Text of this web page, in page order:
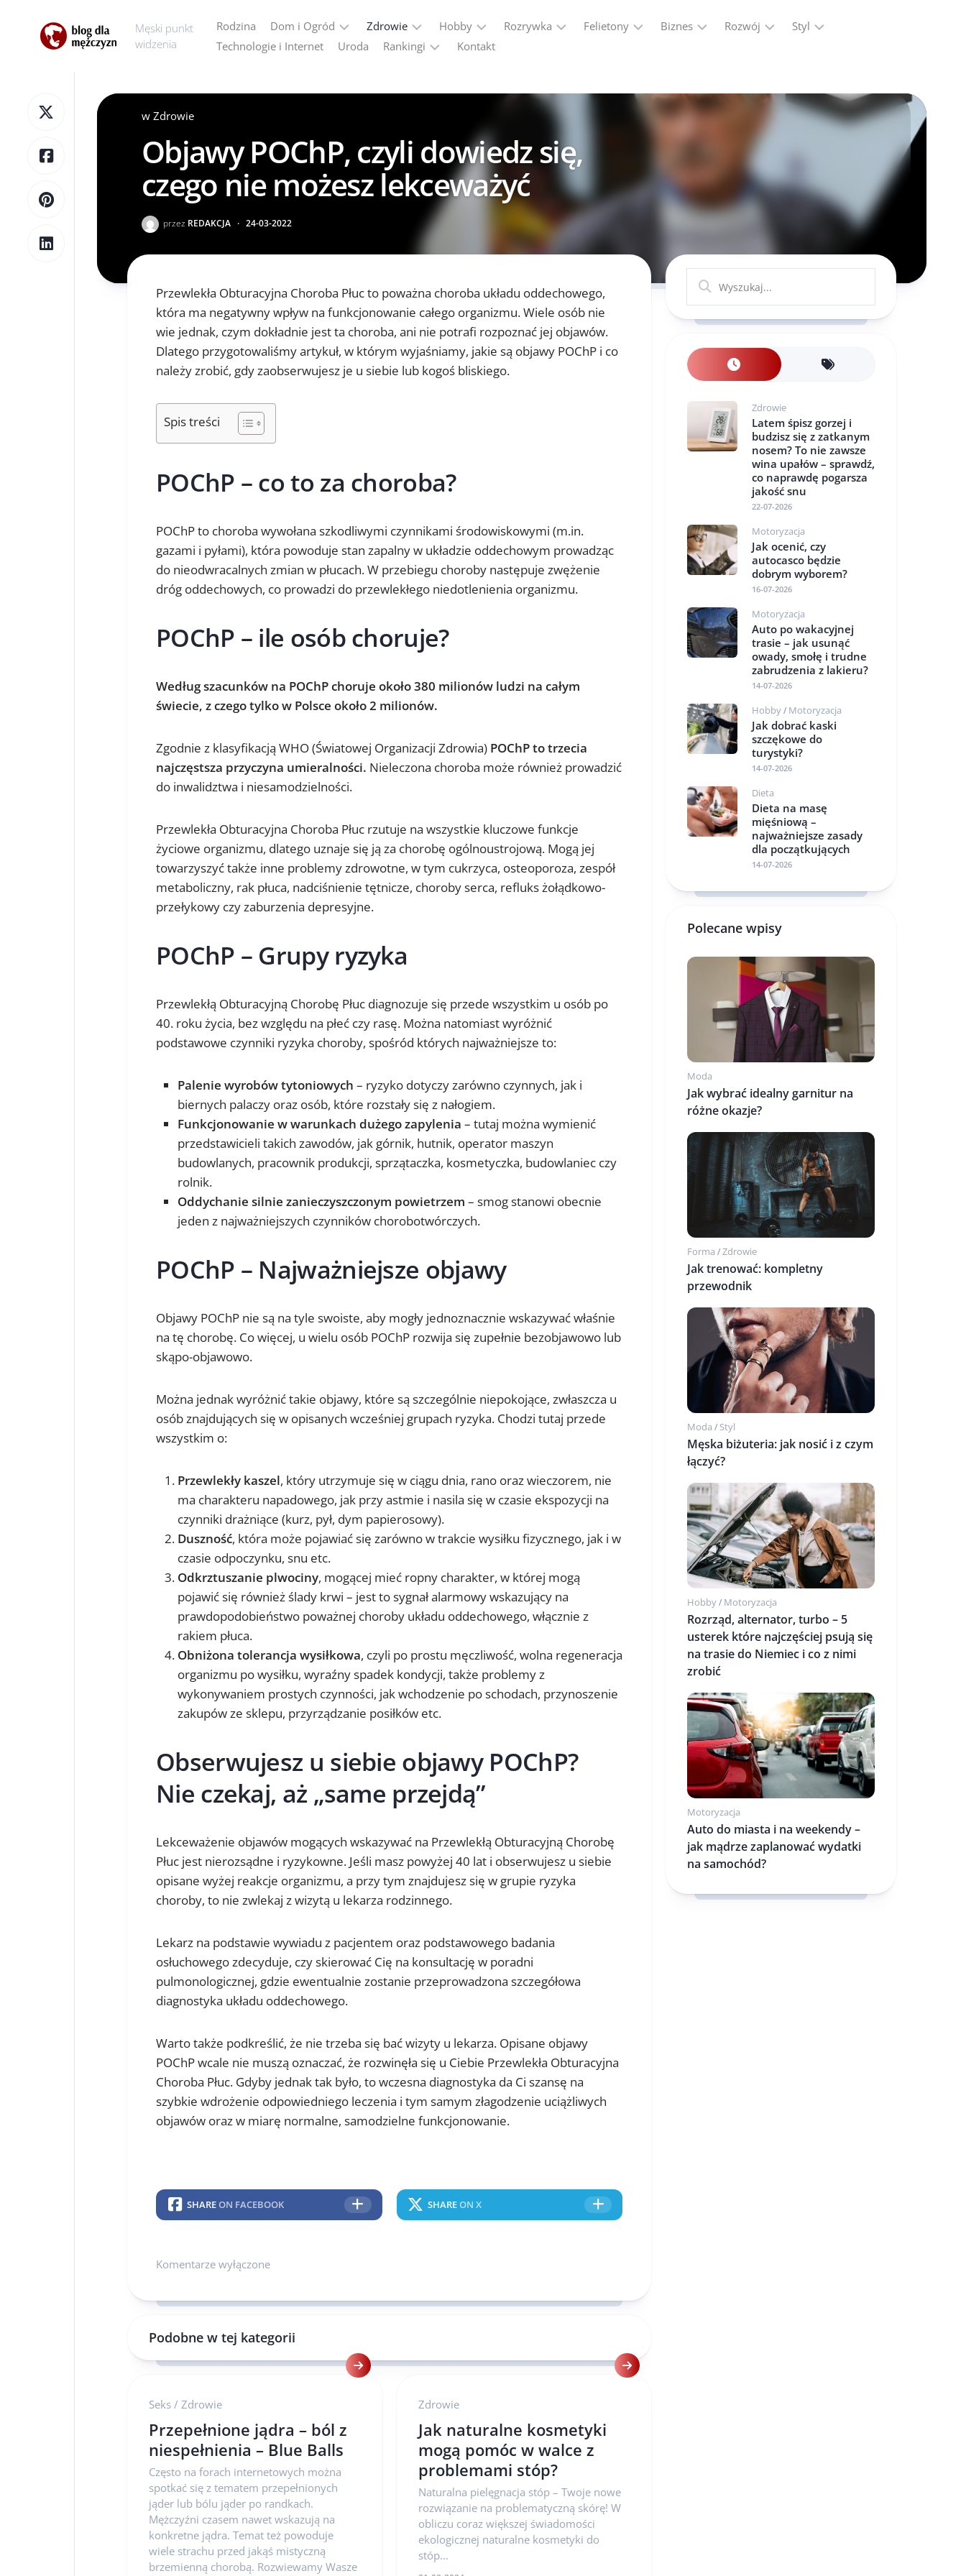
Męski punkt
widzenia
Rodzina Dom i Ogród Zdrowie Hobby
Motoryzacja
Podróże
Rozrywka
Gadżety
Felietony
widzenia
Biznes
Marketing,
Reklama
Przemysł
Rozwój
Kariera
Ludzie
Styl
Technologie i Internet Uroda Rankingi
VPN
Programy
partnerskie
–
ranking
programów
afiliacyjnych
Kontakt
w Zdrowie
Objawy POChP, czyli dowiedz się,
czego nie możesz lekceważyć
przez REDAKCJA · 24-03-2022
Przewlekła Obturacyjna Choroba Płuc to poważna choroba układu oddechowego,
która ma negatywny wpływ na funkcjonowanie całego organizmu. Wiele osób nie
wie jednak, czym dokładnie jest ta choroba, ani nie potrafi rozpoznać jej objawów.
Dlatego przygotowaliśmy artykuł, w którym wyjaśniamy, jakie są objawy POChP i co
należy zrobić, gdy zaobserwujesz je u siebie lub kogoś bliskiego.
Spis treści
POChP – co to za choroba?
POChP to choroba wywołana szkodliwymi czynnikami środowiskowymi (m.in.
gazami i pyłami), która powoduje stan zapalny w układzie oddechowym prowadząc
do nieodwracalnych zmian w płucach. W przebiegu choroby następuje zwężenie
dróg oddechowych, co prowadzi do przewlekłego niedotlenienia organizmu.
POChP – ile osób choruje?
Według szacunków na POChP choruje około 380 milionów ludzi na całym
świecie, z czego tylko w Polsce około 2 milionów.
Zgodnie z klasyfikacją WHO (Światowej Organizacji Zdrowia) POChP to trzecia
najczęstsza przyczyna umieralności. Nieleczona choroba może również prowadzić
do inwalidztwa i niesamodzielności.
Przewlekła Obturacyjna Choroba Płuc rzutuje na wszystkie kluczowe funkcje
życiowe organizmu, dlatego uznaje się ją za chorobę ogólnoustrojową. Mogą jej
towarzyszyć także inne problemy zdrowotne, w tym cukrzyca, osteoporoza, zespół
metaboliczny, rak płuca, nadciśnienie tętnicze, choroby serca, refluks żołądkowo-
przełykowy czy zaburzenia depresyjne.
POChP – Grupy ryzyka
Przewlekłą Obturacyjną Chorobę Płuc diagnozuje się przede wszystkim u osób po
40. roku życia, bez względu na płeć czy rasę. Można natomiast wyróżnić
podstawowe czynniki ryzyka choroby, spośród których najważniejsze to:
Palenie wyrobów tytoniowych – ryzyko dotyczy zarówno czynnych, jak i
biernych palaczy oraz osób, które rozstały się z nałogiem.
Funkcjonowanie w warunkach dużego zapylenia – tutaj można wymienić
przedstawicieli takich zawodów, jak górnik, hutnik, operator maszyn
budowlanych, pracownik produkcji, sprzątaczka, kosmetyczka, budowlaniec czy
rolnik.
Oddychanie silnie zanieczyszczonym powietrzem – smog stanowi obecnie
jeden z najważniejszych czynników chorobotwórczych.
POChP – Najważniejsze objawy
Objawy POChP nie są na tyle swoiste, aby mogły jednoznacznie wskazywać właśnie
na tę chorobę. Co więcej, u wielu osób POChP rozwija się zupełnie bezobjawowo lub
skąpo-objawowo.
Można jednak wyróżnić takie objawy, które są szczególnie niepokojące, zwłaszcza u
osób znajdujących się w opisanych wcześniej grupach ryzyka. Chodzi tutaj przede
wszystkim o:
Przewlekły kaszel, który utrzymuje się w ciągu dnia, rano oraz wieczorem, nie
ma charakteru napadowego, jak przy astmie i nasila się w czasie ekspozycji na
czynniki drażniące (kurz, pył, dym papierosowy).
Duszność, która może pojawiać się zarówno w trakcie wysiłku fizycznego, jak i w
czasie odpoczynku, snu etc.
Odkrztuszanie plwociny, mogącej mieć ropny charakter, w której mogą
pojawić się również ślady krwi – jest to sygnał alarmowy wskazujący na
prawdopodobieństwo poważnej choroby układu oddechowego, włącznie z
rakiem płuca.
Obniżona tolerancja wysiłkowa, czyli po prostu męczliwość, wolna regeneracja
organizmu po wysiłku, wyraźny spadek kondycji, także problemy z
wykonywaniem prostych czynności, jak wchodzenie po schodach, przynoszenie
zakupów ze sklepu, przyrządzanie posiłków etc.
Obserwujesz u siebie objawy POChP?
Nie czekaj, aż „same przejdą”
Lekceważenie objawów mogących wskazywać na Przewlekłą Obturacyjną Chorobę
Płuc jest nierozsądne i ryzykowne. Jeśli masz powyżej 40 lat i obserwujesz u siebie
opisane wyżej reakcje organizmu, a przy tym znajdujesz się w grupie ryzyka
choroby, to nie zwlekaj z wizytą u lekarza rodzinnego.
Lekarz na podstawie wywiadu z pacjentem oraz podstawowego badania
osłuchowego zdecyduje, czy skierować Cię na konsultację w poradni
pulmonologicznej, gdzie ewentualnie zostanie przeprowadzona szczegółowa
diagnostyka układu oddechowego.
Warto także podkreślić, że nie trzeba się bać wizyty u lekarza. Opisane objawy
POChP wcale nie muszą oznaczać, że rozwinęła się u Ciebie Przewlekła Obturacyjna
Choroba Płuc. Gdyby jednak tak było, to wczesna diagnostyka da Ci szansę na
szybkie wdrożenie odpowiedniego leczenia i tym samym złagodzenie uciążliwych
objawów oraz w miarę normalne, samodzielne funkcjonowanie.
SHAREON FACEBOOK SHAREON X
Komentarze wyłączone
Podobne w tej kategorii
Seks / Zdrowie
Przepełnione jądra – ból z
niespełnienia – Blue Balls
Często na forach internetowych można
spotkać się z tematem przepełnionych
jąder lub bólu jąder po randkach.
Mężczyźni czasem nawet wskazują na
konkretne jądra. Temat też powoduje
wiele strachu przed jakąś mistyczną
brzemienną chorobą. Rozwiewamy Wasze
Zdrowie
Jak naturalne kosmetyki
mogą pomóc w walce z
problemami stóp?
Naturalna pielęgnacja stóp – Twoje nowe
rozwiązanie na problematyczną skórę! W
obliczu coraz większej świadomości
ekologicznej naturalne kosmetyki do
stóp...
Zdrowie
Latem śpisz gorzej i
budzisz się z zatkanym
nosem? To nie zawsze
wina upałów – sprawdź,
co naprawdę pogarsza
jakość snu
22-07-2026
Motoryzacja
Jak ocenić, czy
autocasco będzie
dobrym wyborem?
16-07-2026
Motoryzacja
Auto po wakacyjnej
trasie – jak usunąć
owady, smołę i trudne
zabrudzenia z lakieru?
14-07-2026
Hobby/ Motoryzacja
Jak dobrać kaski
szczękowe do
turystyki?
14-07-2026
Dieta
Dieta na masę
mięśniową –
najważniejsze zasady
dla początkujących
14-07-2026
Polecane wpisy
Moda
Jak wybrać idealny garnitur na
różne okazje?
Forma /Zdrowie
Jak trenować: kompletny
przewodnik
Moda / Styl
Męska biżuteria: jak nosić i z czym
łączyć?
Hobby/ Motoryzacja
Rozrząd, alternator, turbo – 5
usterek które najczęściej psują się
na trasie do Niemiec i co z nimi
zrobić
Motoryzacja
Auto do miasta i na weekendy –
jak mądrze zaplanować wydatki
na samochód?